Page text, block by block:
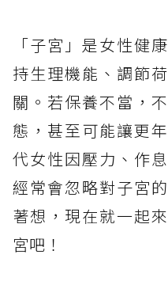
「子宮」是女性健
持生理機能、調節
關。若保養不當，
態，甚至可能讓更
代女性因壓力、作
經常會忽略對子宮
著想，現在就一起
宮吧！